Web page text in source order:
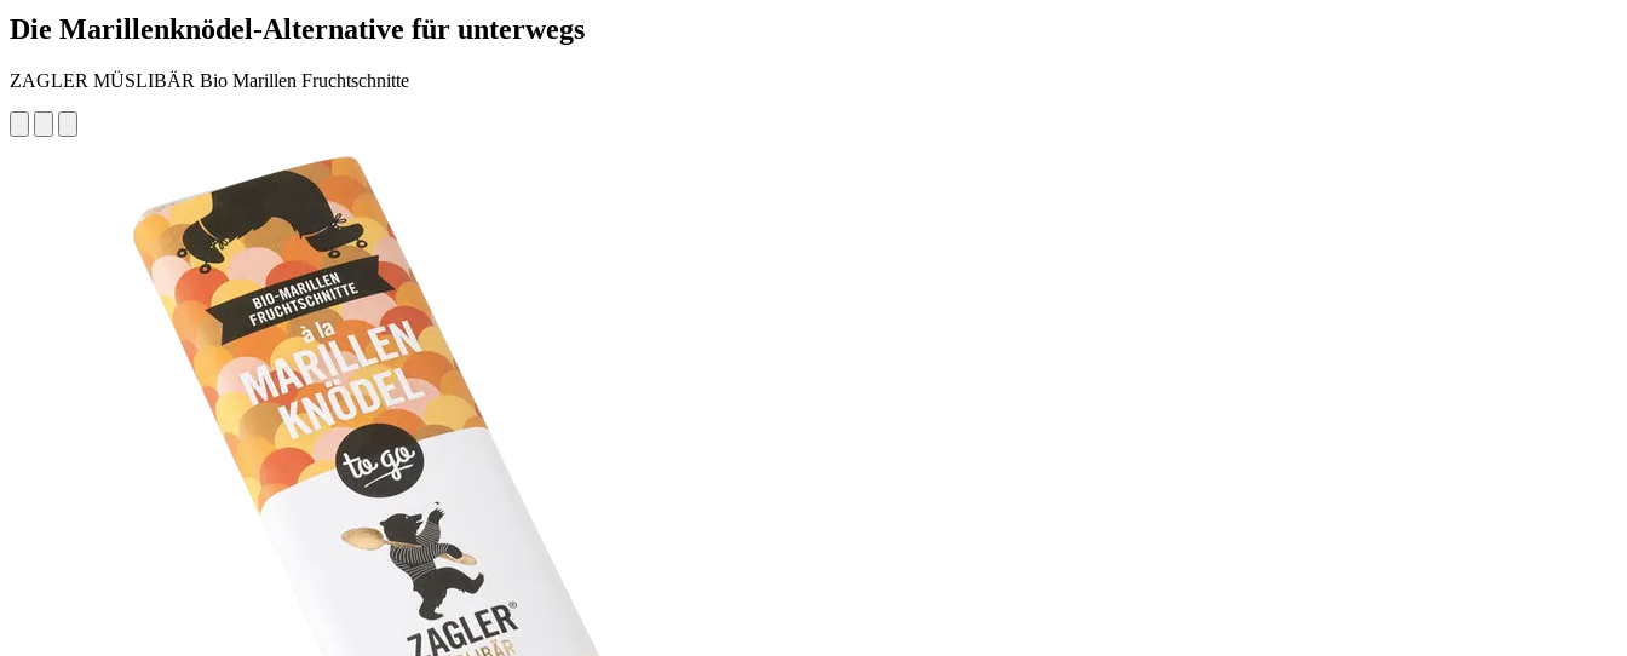
Die Marillenknödel-Alternative für unterwegs
ZAGLER MÜSLIBÄR Bio Marillen Fruchtschnitte